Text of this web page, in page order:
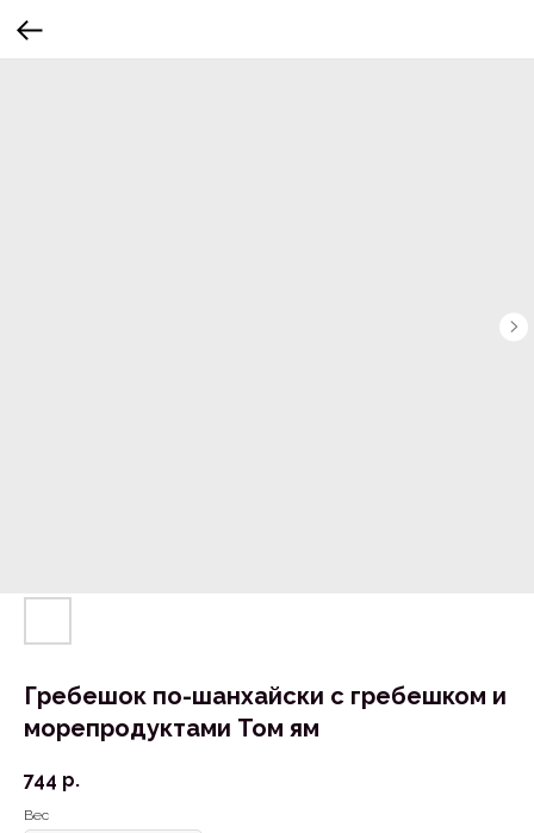
Гребешок по-шанхайски с гребешком и
морепродуктами Том ям
744 р.
Вес